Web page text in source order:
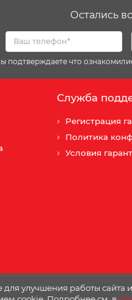
улучшения работы сайта
Остались
подтверждаете что
Служба
Регистрация
Политика
Условия